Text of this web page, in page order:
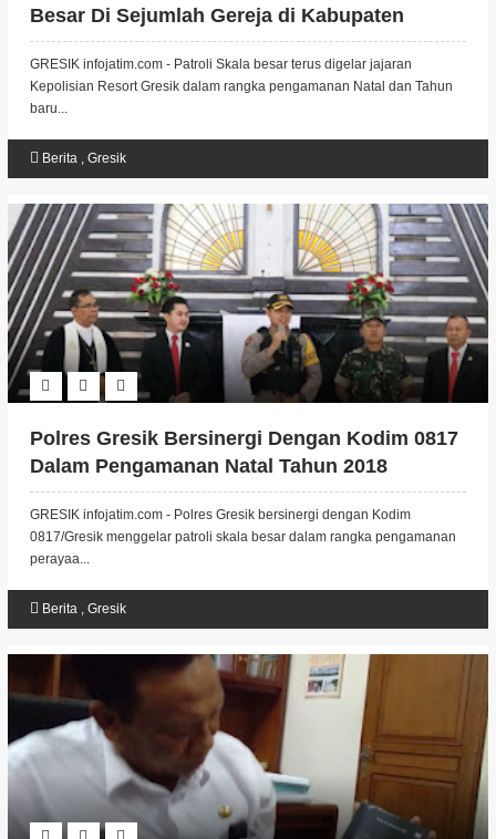
Besar Di Sejumlah Gereja di Kabupaten
Gresik
GRESIK infojatim.com - Patroli Skala besar terus digelar jajaran
Kepolisian Resort Gresik dalam rangka pengamanan Natal dan Tahun
baru...
Berita, Gresik
Polres Gresik Bersinergi Dengan Kodim 0817
Dalam Pengamanan Natal Tahun 2018
GRESIK infojatim.com - Polres Gresik bersinergi dengan Kodim
0817/Gresik menggelar patroli skala besar dalam rangka pengamanan
perayaa...
Berita, Gresik